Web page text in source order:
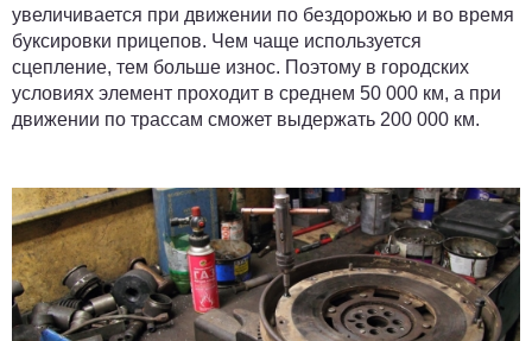
увеличивается при движении по бездорожью и во время
буксировки прицепов. Чем чаще используется
сцепление, тем больше износ. Поэтому в городских
условиях элемент проходит в среднем 50 000 км, а при
движении по трассам сможет выдержать 200 000 км.